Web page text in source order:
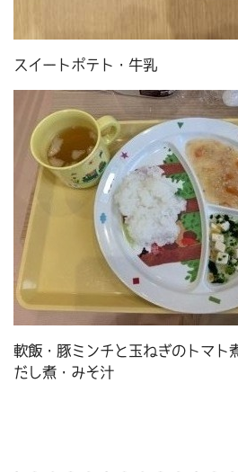
スイートポテト・牛乳
軟飯・豚ミンチと玉ねぎのトマト
だし煮・みそ汁